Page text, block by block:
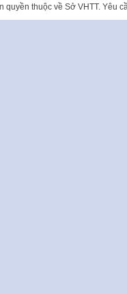
quyền thuộc về Sở VHTT. Yêu